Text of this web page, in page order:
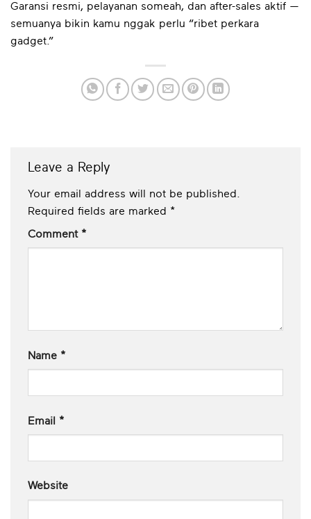
Garansi resmi, pelayanan someah, dan after-sales aktif —
semuanya bikin kamu nggak perlu “ribet perkara
gadget.”
Leave a Reply
Your email address will not be published.
Required fields are marked *
Comment *
Name *
Email *
Website